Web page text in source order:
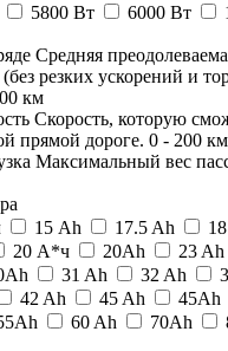
5800 Вт 6000 Вт
Средняя
резких ускорений и
км
Скорость, которую
прямой дороге. 0 - 200
Максимальный вес
15 Ah 17.5 Ah
20 А*ч 20Ah 23 Ah
31 Ah 32 Ah
42 Ah 45 Ah 45Ah
60 Ah 70Ah